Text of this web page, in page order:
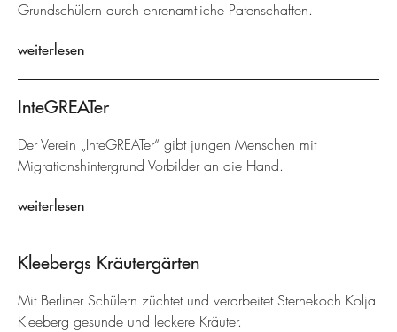
Grundschülern durch ehrenamtliche Patenschaften.
weiterlesen
InteGREATer
Der Verein „InteGREATer“ gibt jungen Menschen mit
Migrationshintergrund Vorbilder an die Hand.
weiterlesen
Kleebergs Kräutergärten
Mit Berliner Schülern züchtet und verarbeitet Sternekoch Kolja
Kleeberg gesunde und leckere Kräuter.